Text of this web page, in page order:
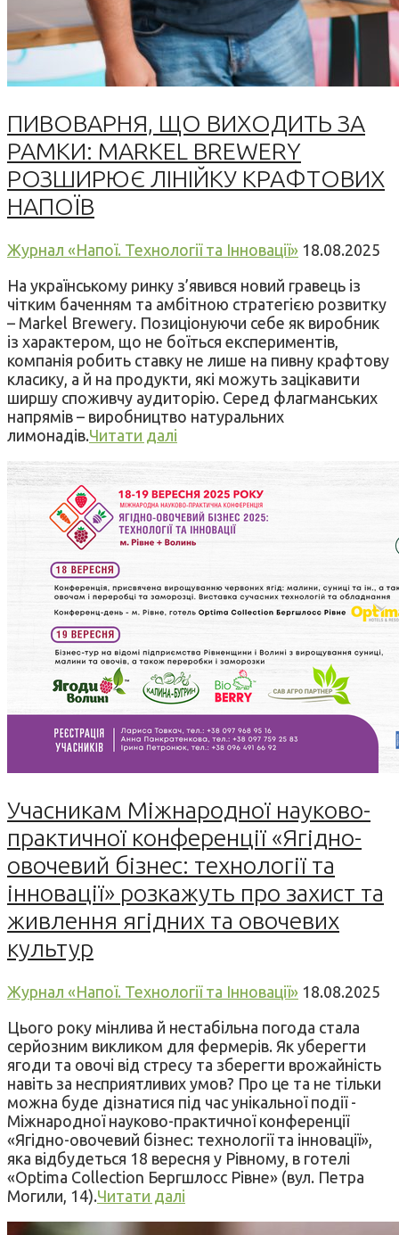
ПИВОВАРНЯ, ЩО ВИХОДИТЬ ЗА
РАМКИ: MARKEL BREWERY
РОЗШИРЮЄ ЛІНІЙКУ КРАФТОВИХ
НАПОЇВ
Журнал «Напої. Технології та Інновації» 18.08.2025
На українському ринку з’явився новий гравець із
чітким баченням та амбітною стратегією розвитку
– Markel Brewery. Позиціонуючи себе як виробник
із характером, що не боїться експериментів,
компанія робить ставку не лише на пивну крафтову
класику, а й на продукти, які можуть зацікавити
ширшу споживчу аудиторію. Серед флагманських
напрямів – виробництво натуральних
лимонадів.Читати далі
Учасникам Міжнародної науково-
практичної конференції «Ягідно-
овочевий бізнес: технології та
інновації» розкажуть про захист та
живлення ягідних та овочевих
культур
Журнал «Напої. Технології та Інновації» 18.08.2025
Цього року мінлива й нестабільна погода стала
серйозним викликом для фермерів. Як уберегти
ягоди та овочі від стресу та зберегти врожайність
навіть за несприятливих умов? Про це та не тільки
можна буде дізнатися під час унікальної події -
Міжнародної науково-практичної конференції
«Ягідно-овочевий бізнес: технології та інновації»,
яка відбудеться 18 вересня у Рівному, в готелі
«Optima Collection Бергшлосс Рівне» (вул. Петра
Могили, 14).Читати далі